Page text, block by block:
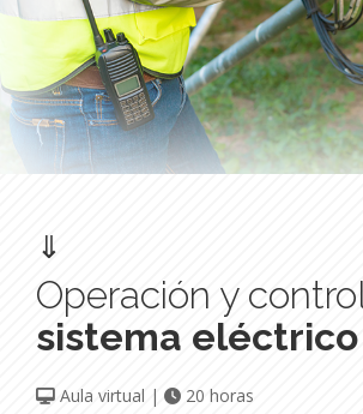
⇓
Operación y
sistema eléctrico
Aula virtual | 20 horas